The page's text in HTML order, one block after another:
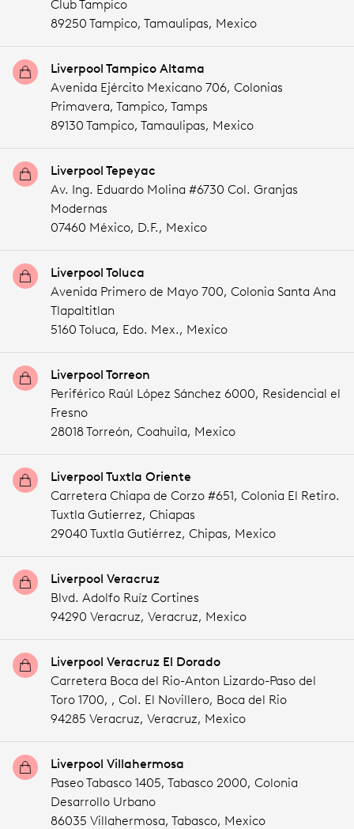
Club Tampico
89250 Tampico, Tamaulipas, Mexico
Liverpool Tampico Altama
Avenida Ejército Mexicano 706, Colonias
Primavera, Tampico, Tamps
89130 Tampico, Tamaulipas, Mexico
Liverpool Tepeyac
Av. Ing. Eduardo Molina #6730 Col. Granjas
Modernas
07460 México, D.F., Mexico
Liverpool Toluca
Avenida Primero de Mayo 700, Colonia Santa Ana
Tlapaltitlan
5160 Toluca, Edo. Mex., Mexico
Liverpool Torreon
Periférico Raúl López Sánchez 6000, Residencial el
Fresno
28018 Torreón, Coahuila, Mexico
Liverpool Tuxtla Oriente
Carretera Chiapa de Corzo #651, Colonia El Retiro.
Tuxtla Gutierrez, Chiapas
29040 Tuxtla Gutiérrez, Chipas, Mexico
Liverpool Veracruz
Blvd. Adolfo Ruíz Cortines
94290 Veracruz, Veracruz, Mexico
Liverpool Veracruz El Dorado
Carretera Boca del Rio-Anton Lizardo-Paso del
Toro 1700, , Col. El Novillero, Boca del Rio
94285 Veracruz, Veracruz, Mexico
Liverpool Villahermosa
Paseo Tabasco 1405, Tabasco 2000, Colonia
Desarrollo Urbano
86035 Villahermosa, Tabasco, Mexico